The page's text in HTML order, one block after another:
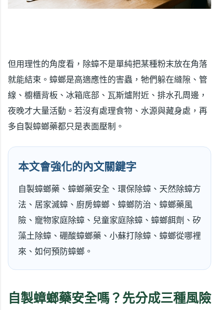
但用理性的角度看，除蟑不是單純把某種粉末放在角落
就能結束。蟑螂是高適應性的害蟲，牠們躲在縫隙、管
線、櫥櫃背板、冰箱底部、瓦斯爐附近、排水孔周邊，
夜晚才大量活動。若沒有處理食物、水源與藏身處，再
多自製蟑螂藥都只是表面壓制。
本文會強化的內文關鍵字
自製蟑螂藥、蟑螂藥安全、環保除蟑、天然除蟑方
法、居家滅蟑、廚房蟑螂、蟑螂防治、蟑螂藥風
險、寵物家庭除蟑、兒童家庭除蟑、蟑螂餌劑、矽
藻土除蟑、硼酸蟑螂藥、小蘇打除蟑、蟑螂從哪裡
來、如何預防蟑螂。
自製蟑螂藥安全嗎？先分成三種風險